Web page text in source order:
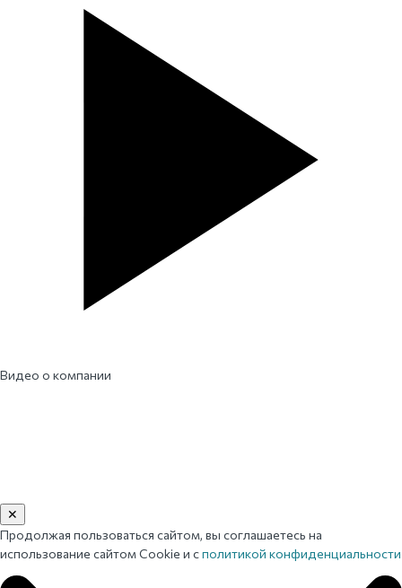
Видео о компании
✕
Продолжая пользоваться сайтом, вы соглашаетесь на
использование сайтом Cookie и сполитикой конфиденциальности